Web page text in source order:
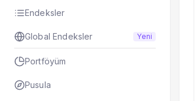
Endeksler
Global Endeksler Yeni
Portföyüm
Pusula